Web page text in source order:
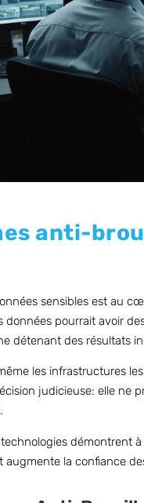
anti-
sensibles est au
pourrait avoir
détenant des résultats
les infrastructures
judicieuse: elle
démontrent
la confiance